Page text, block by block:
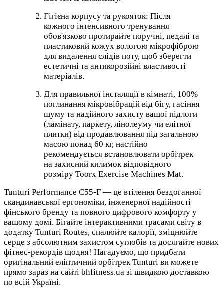
Гігієна корпусу та рукояток: Після
кожного інтенсивного тренування
обов'язково протирайте поручні, педалі та
пластиковий кожух вологою мікрофіброю
для видалення слідів поту, щоб зберегти
естетичні та антикорозійні властивості
матеріалів.
Для правильної інсталяції в кімнаті, 100%
поглинання мікровібрацій від бігу, гасіння
шуму та надійного захисту вашої підлоги
(ламінату, паркету, лінолеуму чи елітної
плитки) від продавлювання під загальною
масою понад 60 кг, настійно
рекомендується встановлювати орбітрек
на захисний килимок відповідного
розміру Toorx Exercise Machines Mat.
Tunturi Performance C55-F — це втілення бездоганної
скандинавської ергономіки, інженерної надійності
фінського бренду та повного цифрового комфорту у
вашому домі. Бігайте інтерактивними трасами світу в
додатку Tunturi Routes, спалюйте калорії, зміцнюйте
серце з абсолютним захистом суглобів та досягайте нових
фітнес-рекордів щодня! Нагадуємо, що придбати
оригінальний еліптичний орбітрек Tunturi ви можете
прямо зараз на сайті bhfitness.ua зі швидкою доставкою
по всій Україні.